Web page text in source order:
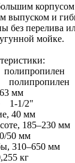
корпусом
выпуском и
без перелива
мойке.
полипропилен
мм
1-1/2"
40 мм
185–230 мм
50 мм
310–650 мм
кг